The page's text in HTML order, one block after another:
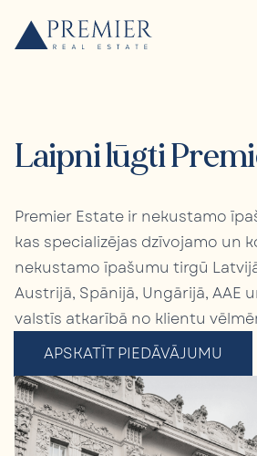
Laipni lūgti
Premier Estate ir nekustamo
kas specializējas dzīvojamo un
nekustamo īpašumu tirgū
Austrijā, Spānijā, Ungārijā, AAE
valstīs atkarībā no klientu
APSKATĪT PIEDĀVĀJUMU